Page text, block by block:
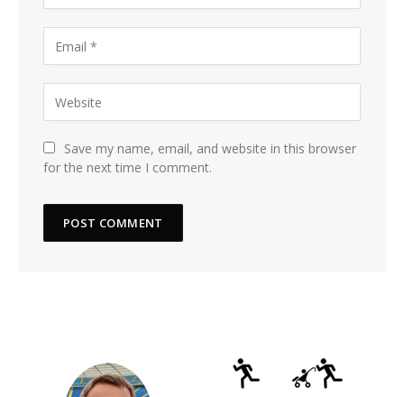
Save my name, email, and website in this browser
for the next time I comment.